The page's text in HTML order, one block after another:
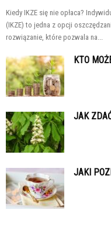
Kiedy IKZE się nie opłaca?
(IKZE) to jedna z opcji
rozwiązanie, które pozwala na...
KTO
JAK
JAKI